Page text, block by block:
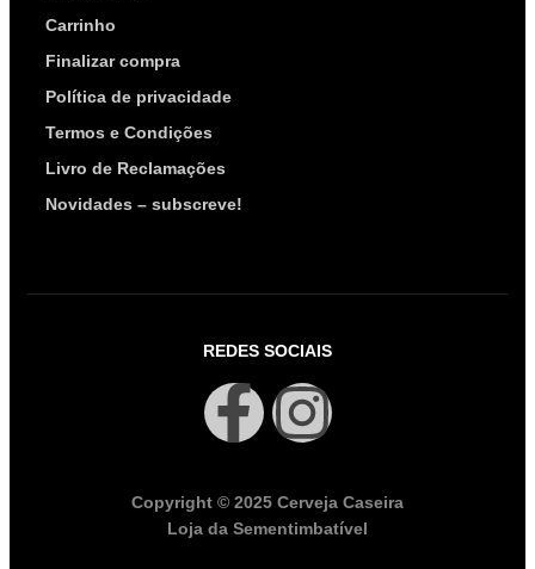
Carrinho
Finalizar compra
Política de privacidade
Termos e Condições
Livro de Reclamações
Novidades – subscreve!
REDES SOCIAIS
Copyright © 2025 Cerveja Caseira
Loja da Sementimbatível